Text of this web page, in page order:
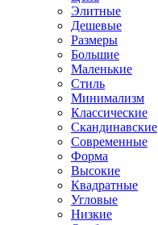
Элитные
Дешевые
Размеры
Большие
Маленькие
Стиль
Минимализм
Классические
Скандинавские
Современные
Форма
Высокие
Квадратные
Угловые
Низкие